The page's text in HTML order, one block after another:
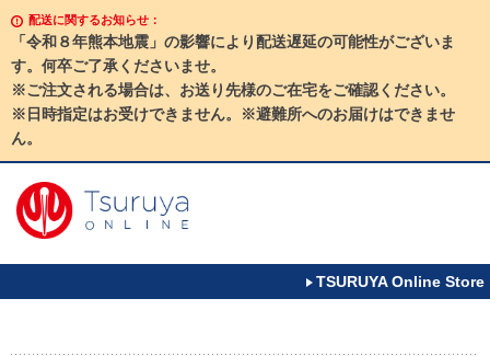
配送に関するお知らせ：
「令和８年熊本地震」の影響により配送遅延の可能性がございま
す。何卒ご了承くださいませ。
※ご注文される場合は、お送り先様のご在宅をご確認ください。
※日時指定はお受けできません。※避難所へのお届けはできませ
ん。
TSURUYA Online Store